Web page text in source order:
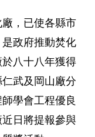
，已使各縣市
政府推動焚化
八十八年獲得
武及岡山廠分
學會工程優良
日將提報參與